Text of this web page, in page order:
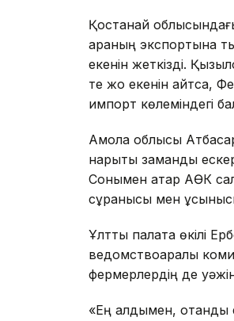
Қостанай
қараның экспортына
екенін жеткізді.
те жоқ екенін айтса,
импорт көлеміндегі
Ақмола облысы
нарықтық заманды
Сонымен қатар АӨК
сұранысы мен
Ұлттық палата өкілі
ведомствоаралық
фермерлердің де
«Ең алдымен, отандық